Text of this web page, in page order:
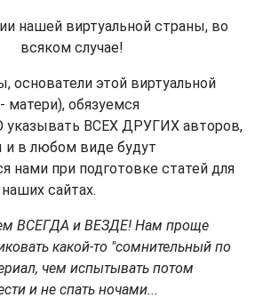
нашей виртуальной страны, во
всяком случае!
основатели этой виртуальной
обязуемся
ВСЕХ ДРУГИХ авторов,
и в любом виде будут
нами при подготовке статей для
сайтах.
ВСЕГДА и ВЕЗДЕ! Нам проще
какой-то "сомнительный по
чем испытывать потом
и не спать ночами...